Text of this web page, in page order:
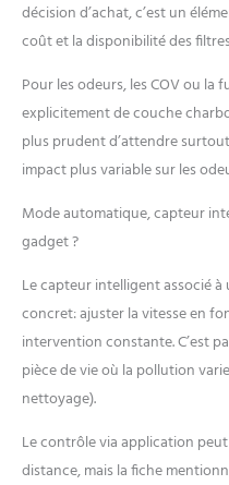
décision d’achat, c’est un
coût et la disponibilité des
Pour les odeurs, les COV ou la
explicitement de couche
plus prudent d’attendre
impact plus variable sur les
Mode automatique, capteur
gadget ?
Le capteur intelligent associé
concret: ajuster la vitesse en
intervention constante. C’est
pièce de vie où la pollution
nettoyage).
Le contrôle via application
distance, mais la fiche